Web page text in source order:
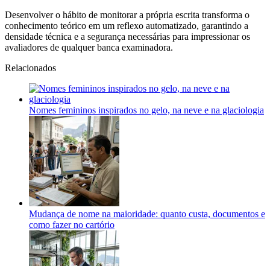
Desenvolver o hábito de monitorar a própria escrita transforma o
conhecimento teórico em um reflexo automatizado, garantindo a
densidade técnica e a segurança necessárias para impressionar os
avaliadores de qualquer banca examinadora.
Relacionados
Nomes femininos inspirados no gelo, na neve e na glaciologia
Mudança de nome na maioridade: quanto custa, documentos e
como fazer no cartório